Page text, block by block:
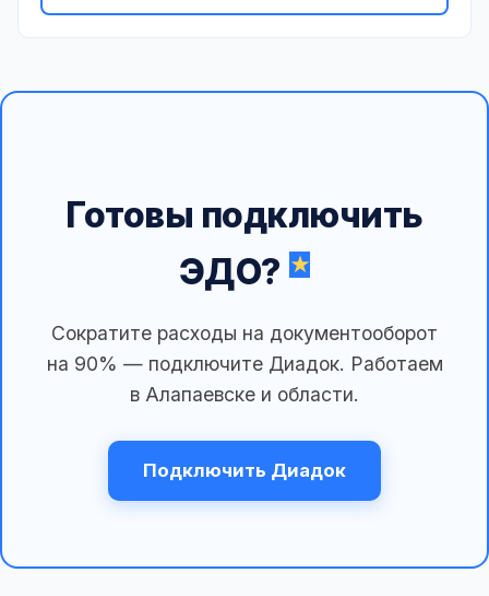
Готовы подключить
ЭДО?
Сократите расходы на документооборот
на 90% — подключите Диадок. Работаем
в Алапаевске и области.
Подключить Диадок